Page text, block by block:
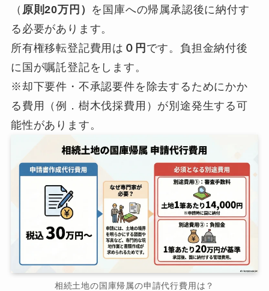
（ 原則20万円） を国庫への帰属承認後に納付す
る必要があります。
所有権移転登記費用は ０円 です。負担金納付後
に国が嘱託登記をします。
※却下要件・不承認要件を除去するためにかか
る費用（例．樹木伐採費用）が別途発生する可
能性があります。
相続土地の国庫帰属の申請代行費用は？